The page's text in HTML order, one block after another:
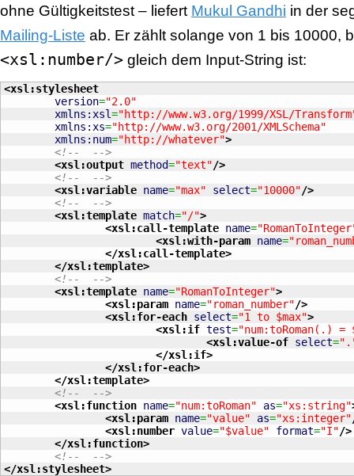
ohne Gültigkeitstest – liefert Mukul Gandhi in der
Mailing-Liste ab. Er zählt solange von 1 bis 10000,
<xsl:number/> gleich dem Input-String ist:
<xsl:stylesheet
version="2.0"
xmlns:xsl="http://www.w3.org/1999/XSL/
xmlns:xs="http://www.w3.org/2001/XMLSchema"
xmlns:num="http://whatever">
<!--  -->
<xsl:output method="text"/>
<!--  -->
<xsl:variable name="max" select="10000"/>
<!--  -->
<xsl:template match="/">
<xsl:call-template name=
<xsl:with-param name=
</xsl:call-template>
</xsl:template>
<!--  -->
<xsl:template name="RomanToInteger">
<xsl:param name="roman_number"/>
<xsl:for-each select="1 to $max">
<xsl:if test="num:toRoman(.) =
<xsl:value-of select=
</xsl:if>
</xsl:for-each>
</xsl:template>
<!--  -->
<xsl:function name="num:toRoman" as="xs:string"
<xsl:param name="value" as="xs:integer"
<xsl:number value="$value" format="I"/>
</xsl:function>
<!--  -->
</xsl:stylesheet>